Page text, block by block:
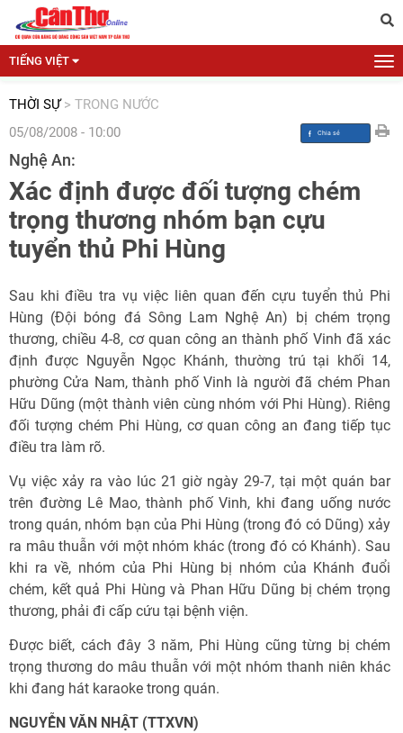
TIẾNG VIỆT
THỜI SỰ > TRONG NƯỚC
05/08/2008 - 10:00
Nghệ An:
Xác định được đối tượng chém
trọng thương nhóm bạn cựu
tuyển thủ Phi Hùng
Sau khi điều tra vụ việc liên quan đến cựu tuyển thủ Phi
Hùng (Đội bóng đá Sông Lam Nghệ An) bị chém trọng
thương, chiều 4-8, cơ quan công an thành phố Vinh đã xác
định được Nguyễn Ngọc Khánh, thường trú tại khối 14,
phường Cửa Nam, thành phố Vinh là người đã chém Phan
Hữu Dũng (một thành viên cùng nhóm với Phi Hùng). Riêng
đối tượng chém Phi Hùng, cơ quan công an đang tiếp tục
điều tra làm rõ.
Vụ việc xảy ra vào lúc 21 giờ ngày 29-7, tại một quán bar
trên đường Lê Mao, thành phố Vinh, khi đang uống nước
trong quán, nhóm bạn của Phi Hùng (trong đó có Dũng) xảy
ra mâu thuẫn với một nhóm khác (trong đó có Khánh). Sau
khi ra về, nhóm của Phi Hùng bị nhóm của Khánh đuổi
chém, kết quả Phi Hùng và Phan Hữu Dũng bị chém trọng
thương, phải đi cấp cứu tại bệnh viện.
Được biết, cách đây 3 năm, Phi Hùng cũng từng bị chém
trọng thương do mâu thuẫn với một nhóm thanh niên khác
khi đang hát karaoke trong quán.
NGUYỄN VĂN NHẬT (TTXVN)